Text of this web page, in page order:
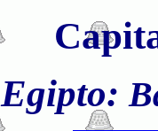
Egipto: